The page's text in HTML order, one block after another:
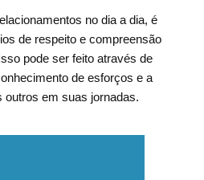
no dia a dia, é
de respeito e compreensão
pode ser feito através de
de esforços e a
outros em suas jornadas.